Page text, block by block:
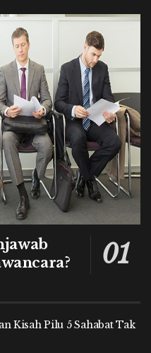
Kisah Pilu 5 Sahabat Tak